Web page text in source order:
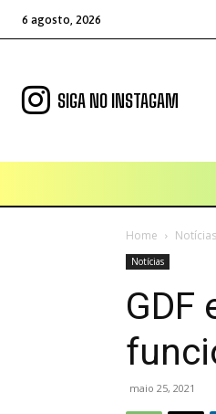
6 agosto, 2026
SIGA NO INSTAGAM
Home Notícias
Notícias
GDF
maio 25, 2021